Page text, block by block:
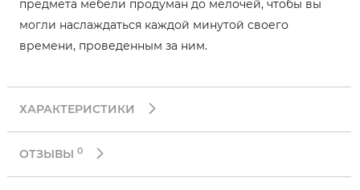
предмета мебели продуман до мелочей, чтобы вы
могли наслаждаться каждой минутой своего
времени, проведенным за ним.
ХАРАКТЕРИСТИКИ
ОТЗЫВЫ 0